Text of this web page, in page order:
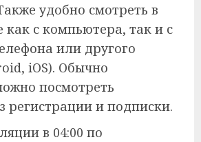
удобно смотреть в
с компьютера, так и с
или другого
iOS). Обычно
посмотреть
регистрации и подписки.
в 04:00 по